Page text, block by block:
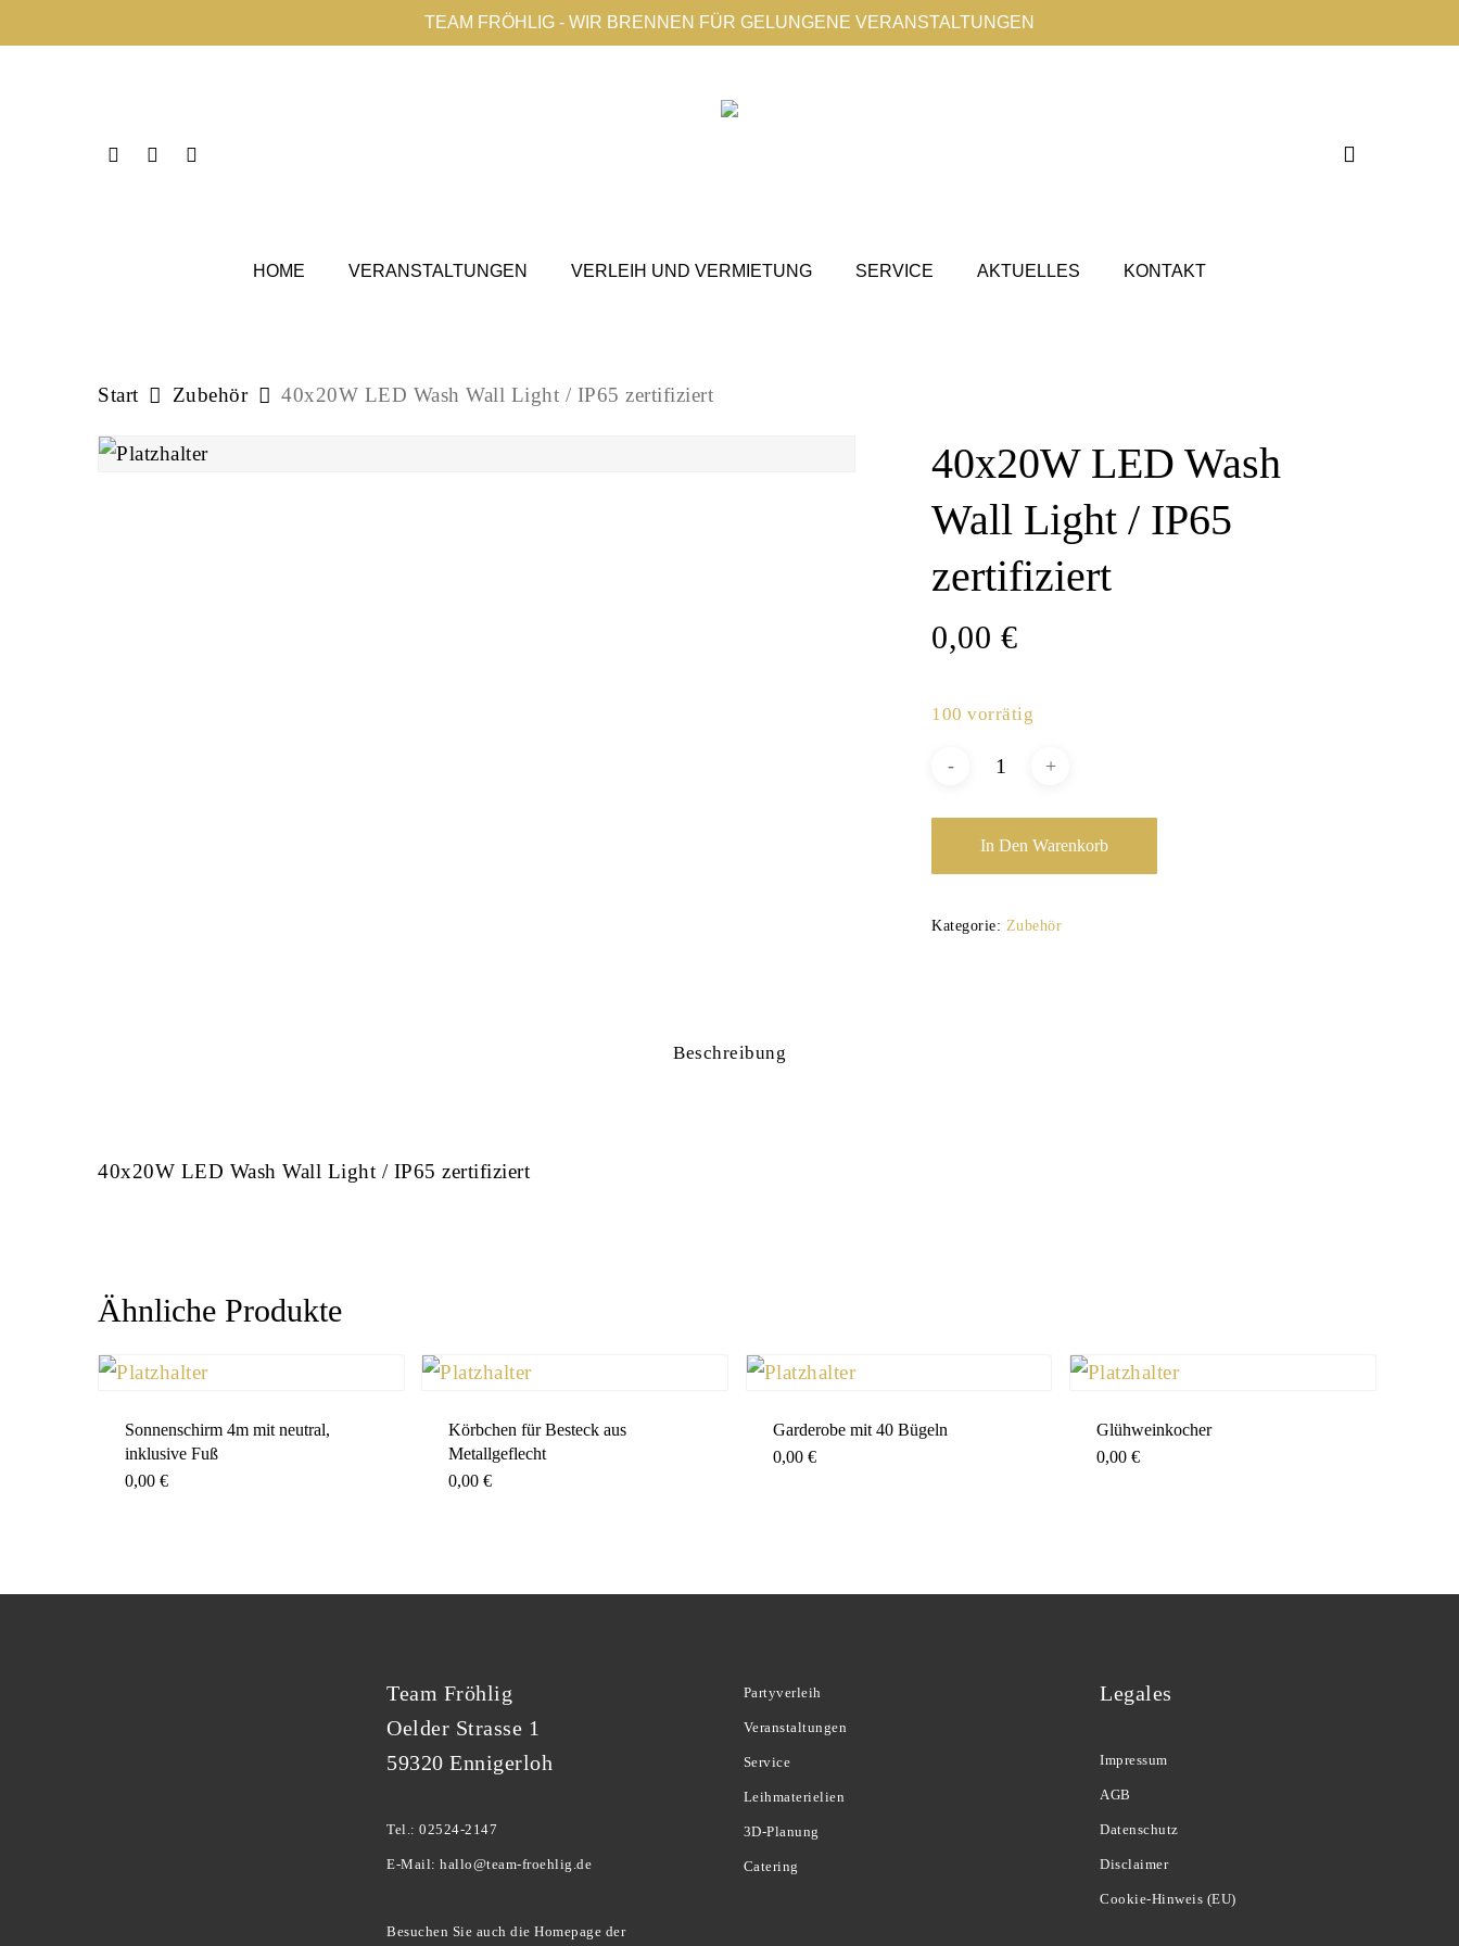
to
TEAM FRÖHLIG - WIR BRENNEN FÜR GELUNGENE VERANSTALTUNGEN
InstagramPhone Email
HOME VERANSTALTUNGEN VERLEIH UND VERMIETUNG SERVICE AKTUELLES KONTAKT
Start Zubehör 40x20W LED Wash Wall Light / IP65 zertifiziert
40x20W LED Wash
Wall Light / IP65
zertifiziert
0,00 €
100 vorrätig
In Den Warenkorb
Kategorie: Zubehör
Beschreibung
40x20W LED Wash Wall Light / IP65 zertifiziert
Ähnliche Produkte
Sonnenschirm 4m mit neutral,
inklusive Fuß
0,00 €
Körbchen für Besteck aus
Metallgeflecht
0,00€
Garderobe mit 40 Bügeln
0,00 €
Glühweinkocher
0,00 €
Team Fröhlig
Oelder Strasse 1
59320 Ennigerloh
Tel.: 02524-2147
E-Mail: hallo@team-froehlig.de
Besuchen Sie auch die Homepage der
Partyverleih
Veranstaltungen
Service
Leihmaterielien
3D-Planung
Catering
Legales
Impressum
AGB
Datenschutz
Disclaimer
Cookie-Hinweis (EU)